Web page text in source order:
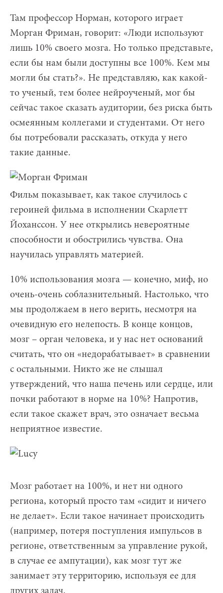
Там профессор Норман, которого играет
Морган Фриман, говорит: «Люди используют
лишь 10% своего мозга. Но только представьте,
если бы нам были доступны все 100%. Кем мы
могли бы стать?». Не представляю, как какой-
то ученый, тем более нейроученый, мог бы
сейчас такое сказать аудитории, без риска быть
осмеянным коллегами и студентами. От него
бы потребовали рассказать, откуда у него
такие данные.
Фильм показывает, как такое случилось с
героиней фильма в исполнении Скарлетт
Йоханссон. У нее открылись невероятные
способности и обострились чувства. Она
научилась управлять материей.
10% использования мозга — конечно, миф, но
очень-очень соблазнительный. Настолько, что
мы продолжаем в него верить, несмотря на
очевидную его нелепость. В конце концов,
мозг – орган человека, и у нас нет оснований
считать, что он «недорабатывает» в сравнении
с остальными. Никто же не слышал
утверждений, что наша печень или сердце, или
почки работают в норме на 10%? Напротив,
если такое скажет врач, это означает весьма
неприятное известие.
Мозг работает на 100%, и нет ни одного
региона, который просто там «сидит и ничего
не делает». Если такое начинает происходить
(например, потеря поступления импульсов в
регионе, ответственным за управление рукой,
в случае ее ампутации), как мозг тут же
занимает эту территорию, используя ее для